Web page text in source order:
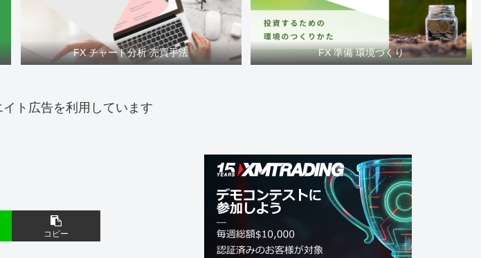
FX チャート分析 売買手法 FX 準備 環境づくり
ト広告を利用しています
コピー